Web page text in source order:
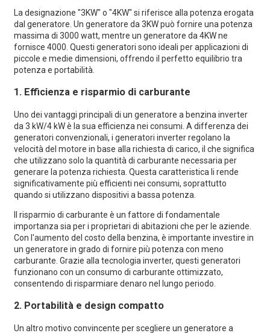
La designazione "3KW" o "4KW" si riferisce alla potenza erogata
dal generatore. Un generatore da 3KW può fornire una potenza
massima di 3000 watt, mentre un generatore da 4KW ne
fornisce 4000. Questi generatori sono ideali per applicazioni di
piccole e medie dimensioni, offrendo il perfetto equilibrio tra
potenza e portabilità.
1. Efficienza e risparmio di carburante
Uno dei vantaggi principali di un generatore a benzina inverter
da 3 kW/4 kW è la sua efficienza nei consumi. A differenza dei
generatori convenzionali, i generatori inverter regolano la
velocità del motore in base alla richiesta di carico, il che significa
che utilizzano solo la quantità di carburante necessaria per
generare la potenza richiesta. Questa caratteristica li rende
significativamente più efficienti nei consumi, soprattutto
quando si utilizzano dispositivi a bassa potenza.
Il risparmio di carburante è un fattore di fondamentale
importanza sia per i proprietari di abitazioni che per le aziende.
Con l'aumento del costo della benzina, è importante investire in
un generatore in grado di fornire più potenza con meno
carburante. Grazie alla tecnologia inverter, questi generatori
funzionano con un consumo di carburante ottimizzato,
consentendo di risparmiare denaro nel lungo periodo.
2. Portabilità e design compatto
Un altro motivo convincente per scegliere un generatore a